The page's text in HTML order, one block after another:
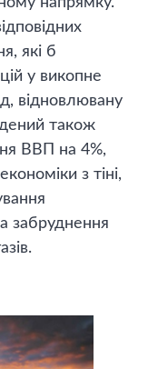
які б
у викопне
відновлювану
також
ВВП на 4%,
з тіні,
забруднення